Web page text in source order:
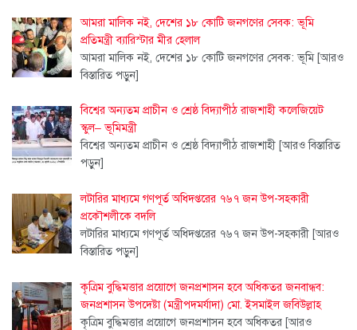
আমরা মালিক নই, দেশের ১৮ কোটি জনগণের সেবক: ভূমি
প্রতিমন্ত্রী ব্যারিস্টার মীর হেলাল
আমরা মালিক নই, দেশের ১৮ কোটি জনগণের সেবক: ভূমি [আরও
বিস্তারিত পড়ুন]
বিশ্বের অন্যতম প্রাচীন ও শ্রেষ্ঠ বিদ্যাপীঠ রাজশাহী কলেজিয়েট
স্কুল– ভূমিমন্ত্রী
বিশ্বের অন্যতম প্রাচীন ও শ্রেষ্ঠ বিদ্যাপীঠ রাজশাহী [আরও বিস্তারিত
পড়ুন]
লটারির মাধ্যমে গণপূর্ত অধিদপ্তরের ৭৬৭ জন উপ-সহকারী
প্রকৌশলীকে বদলি
লটারির মাধ্যমে গণপূর্ত অধিদপ্তরের ৭৬৭ জন উপ-সহকারী [আরও
বিস্তারিত পড়ুন]
কৃত্রিম বুদ্ধিমত্তার প্রয়োগে জনপ্রশাসন হবে অধিকতর জনবান্ধব:
জনপ্রশাসন উপদেষ্টা (মন্ত্রীপদমর্যাদা) মো. ইসমাইল জবিউল্লাহ
কৃত্রিম বুদ্ধিমত্তার প্রয়োগে জনপ্রশাসন হবে অধিকতর [আরও